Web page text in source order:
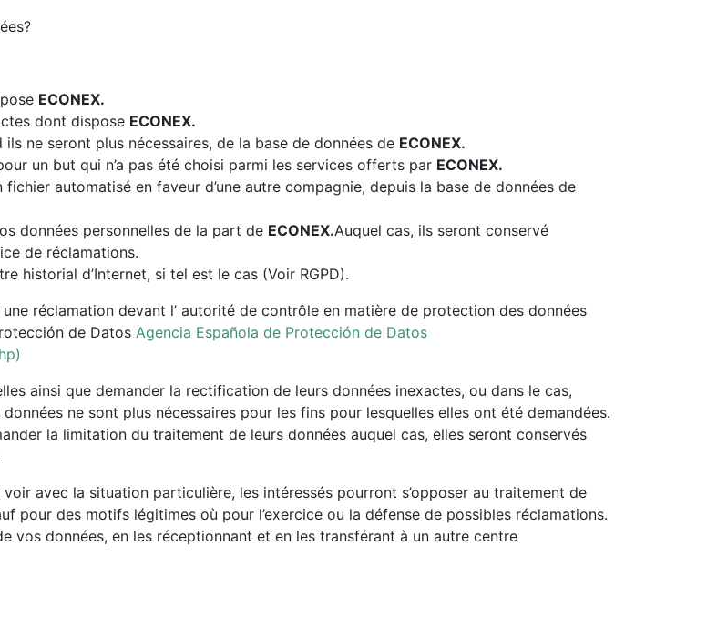
ECONEX.
dont dispose ECONEX.
ne seront plus nécessaires, de la base de données de ECONEX.
un but qui n’a pas été choisi parmi les services offerts par ECONEX.
automatisé en faveur d’une autre compagnie, depuis la base de données de
données personnelles de la part de ECONEX.Auquel cas, ils seront conservé
de réclamations.
historial d’Internet, si tel est le cas (Voir RGPD).
réclamation devant l’ autorité de contrôle en matière de protection des données
de Datos Agencia Española de Protección de Datos
ainsi que demander la rectification de leurs données inexactes, ou dans le cas,
ne sont plus nécessaires pour les fins pour lesquelles elles ont été demandées.
la limitation du traitement de leurs données auquel cas, elles seront conservés
avec la situation particulière, les intéressés pourront s’opposer au traitement de
pour des motifs légitimes où pour l’exercice ou la défense de possibles réclamations.
vos données, en les réceptionnant et en les transférant à un autre centre